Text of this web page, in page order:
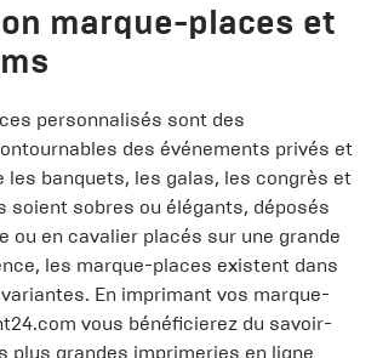
marque-places et
personnalisés sont des
des événements privés et
les banquets, les galas, les congrès et
soient sobres ou élégants, déposés
ou en cavalier placés sur une grande
les marque-places existent dans
En imprimant vos marque-
vous bénéficierez du savoir-
plus grandes imprimeries en ligne